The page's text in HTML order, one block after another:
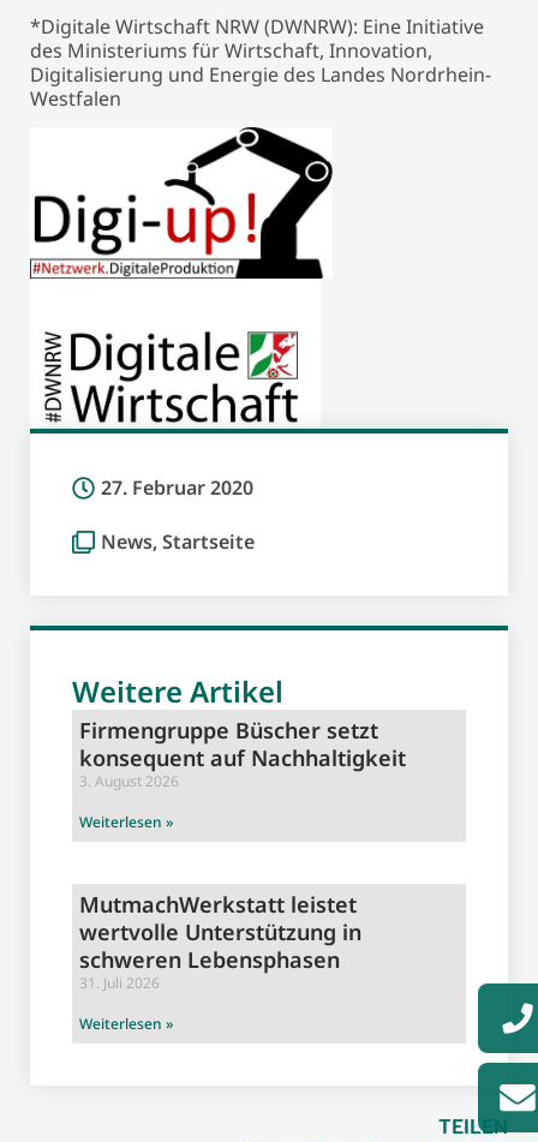
*Digitale Wirtschaft NRW (DWNRW): Eine Initiative
des Ministeriums für Wirtschaft, Innovation,
Digitalisierung und Energie des Landes Nordrhein-
Westfalen
27. Februar 2020
News,Startseite
Weitere Artikel
Firmengruppe Büscher setzt
konsequent auf Nachhaltigkeit
3. August 2026
Weiterlesen »
MutmachWerkstatt leistet
wertvolle Unterstützung in
schweren Lebensphasen
31. Juli 2026
Weiterlesen »
TEILEN